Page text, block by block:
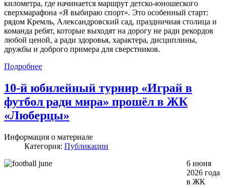
километра, где начинается маршрут детско-юношеского
сверхмарафона «Я выбираю спорт». Это особенный старт:
рядом Кремль, Александровский сад, праздничная столица и
команда ребят, которые выходят на дорогу не ради рекордов
любой ценой, а ради здоровья, характера, дисциплины,
дружбы и доброго примера для сверстников.
Подробнее
10-й юбилейный турнир «Играй в
футбол ради мира» прошёл в ЖК
«Люберцы»
Информация о материале
Категория: Публикации
6 июня
2026 года
в ЖК